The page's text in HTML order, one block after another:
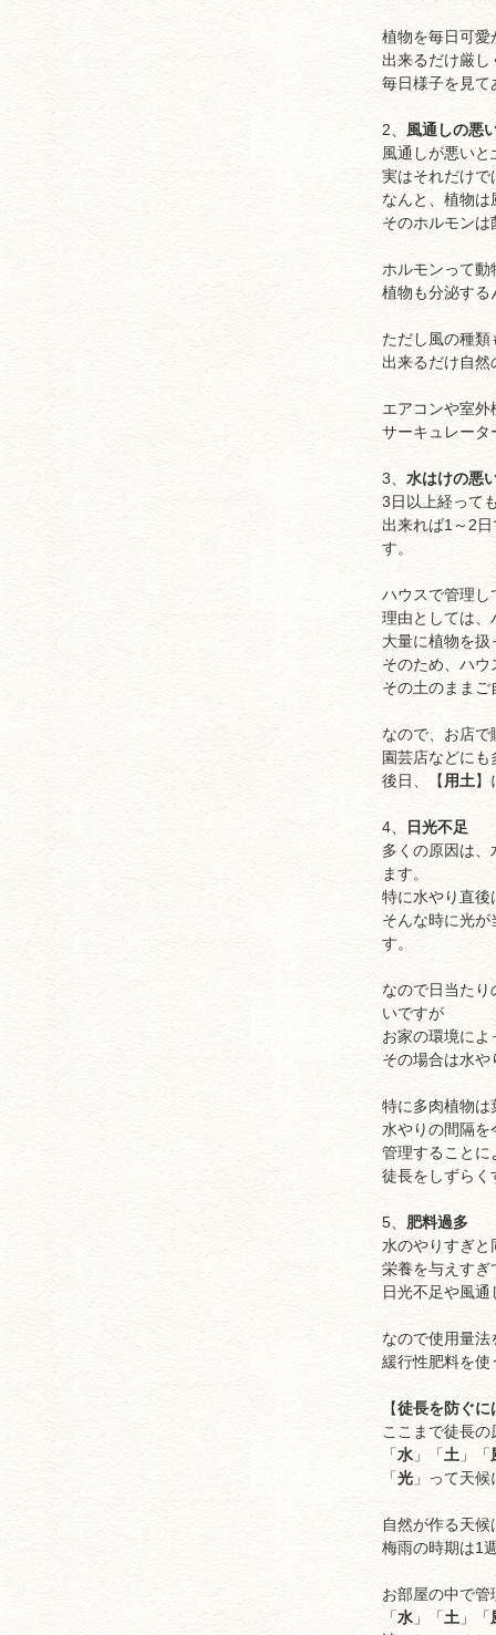
植物を毎日可愛
出来るだけ厳
毎日様子を見て
2、 風通しの悪
風通しが悪い
実はそれだけで
なんと、植物
そのホルモン
ホルモンって
植物も分泌する
ただし風の種
出来るだけ自
エアコンや室
サーキュレータ
3、 水はけの悪
3日以上経って
出来れば1～2
す。
ハウスで管理し
理由としては、
大量に植物を
そのため、ハ
その土のまま
なので、お店
園芸店などに
後日、【用土】
4、
日光不足
多くの原因は
ます。
特に水やり直後
そんな時に光
す。
なので日当た
いですが
お家の環境に
その場合は水
特に多肉植物は
水やりの間隔を
管理することに
徒長をしずらく
5、 肥料過多
水のやりすぎと
栄養を与えすぎ
日光不足や風
なので使用量
緩行性肥料を使
【徒長を防ぐに
ここまで徒長
「水 」「土 」「
「光 」って天
自然が作る天候
梅雨の時期は1
お部屋の中で
「水 」「土 」「